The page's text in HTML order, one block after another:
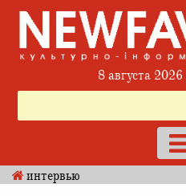
8 августа 2026
интервью